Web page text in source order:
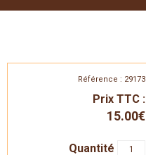
Référence : 29173
Prix TTC :
15.00€
Quantité